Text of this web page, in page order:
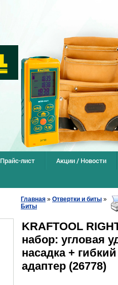
Прайс-лист
Акции / Новости
Главная » Отвертки и биты »
Биты
KRAFTOOL
набор: угловая
насадка +
адаптер (26778)